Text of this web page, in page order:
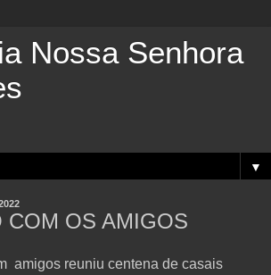
Nossa Senhora
▼
COM OS AMIGOS
amigos reuniu centena de casais